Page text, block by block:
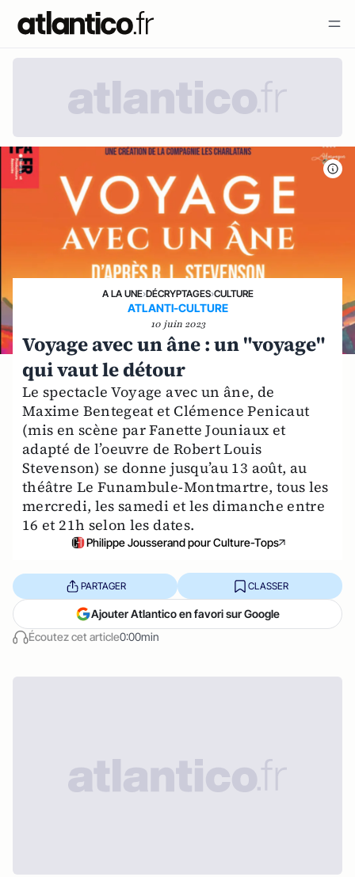
A LA UNE›DÉCRYPTAGES›CULTURE
ATLANTI-CULTURE
10 juin 2023
Voyage avec un âne : un "voyage"
qui vaut le détour
Le spectacle Voyage avec un âne, de
Maxime Bentegeat et Clémence Penicaut
(mis en scène par Fanette Jouniaux et
adapté de l’oeuvre de Robert Louis
Stevenson) se donne jusqu’au 13 août, au
théâtre Le Funambule-Montmartre, tous les
mercredi, les samedi et les dimanche entre
16 et 21h selon les dates.
Philippe Jousserand pour Culture-Tops
Écoutez cet article0:00min
PARTAGER CLASSER
Ajouter Atlantico en favori sur Google